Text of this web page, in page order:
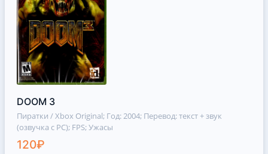
DOOM 3
Пиратки / Xbox Original; Год: 2004; Перевод: текст + звук
(озвучка с РС); FPS; Ужасы
120₽